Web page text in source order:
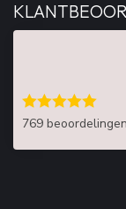
769 beoordelingen